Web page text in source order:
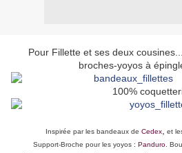
Pour Fillette et ses deux
broches-yoyos à
100%
Inspirée par les bandeaux de Cedex, et
Support-Broche pour les yoyos : Panduro .